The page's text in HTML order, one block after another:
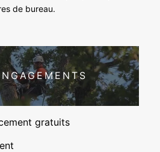
de bureau.
gratuits